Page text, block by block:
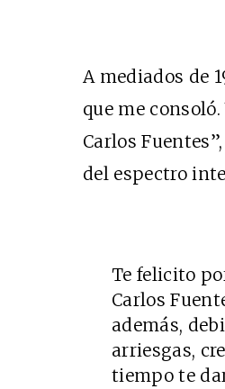
A mediados de
que me
Carlos
del espectro
Te felicito
Carlos
además,
arriesgas,
tiempo te